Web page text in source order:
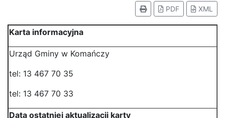
PDF XML
Karta informacyjna
Urząd Gminy w Komańczy
tel: 13 467 70 35
tel: 13 467 70 33
Data ostatniej aktualizacji karty